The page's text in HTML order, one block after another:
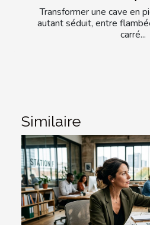
Transformer une cave en
autant séduit, entre
carré...
Similaire